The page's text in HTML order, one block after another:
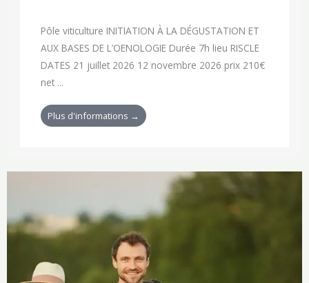
Pôle viticulture INITIATION À LA DÉGUSTATION ET
AUX BASES DE L’OENOLOGIE Durée 7h lieu RISCLE
DATES 21 juillet 2026 12 novembre 2026 prix 210€
net ...
Plus d'informations →